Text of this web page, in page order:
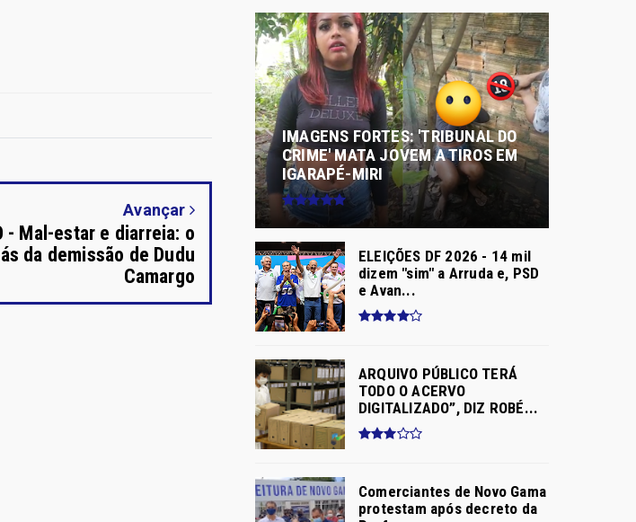
Avançar
- Mal-estar e diarreia: o
da demissão de Dudu
Camargo
IMAGENS FORTES: 'TRIBUNAL DO
CRIME' MATA JOVEM A TIROS EM
IGARAPÉ-MIRI
ELEIÇÕES DF 2026 - 14 mil
dizem "sim" a Arruda e, PSD
e Avan...
ARQUIVO PÚBLICO TERÁ
TODO O ACERVO
DIGITALIZADO”, DIZ ROBÉ...
Comerciantes de Novo Gama
protestam após decreto da